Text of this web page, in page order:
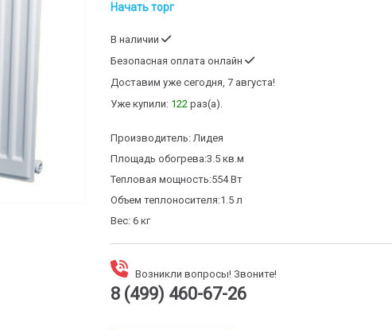
Начать торг
В наличии
Безопасная оплата онлайн
Доставим уже сегодня, 7 августа!
Уже купили: 122 раз(a).
Производитель: Лидея
Площадь обогрева:3.5 кв.м
Тепловая мощность:554 Вт
Объем теплоносителя:1.5 л
Вес: 6 кг
Возникли вопросы! Звоните!
8 (499) 460-67-26